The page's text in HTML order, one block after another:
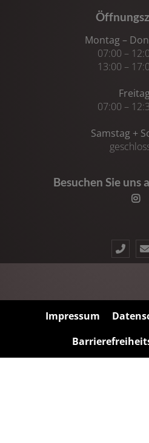
Montag –
07:00 –
13:00 –
07:00 –
Samstag +
Besuchen Sie uns
Impressum